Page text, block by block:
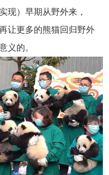
现）早期从野外来，
让更多的熊猫回归野外
义的。